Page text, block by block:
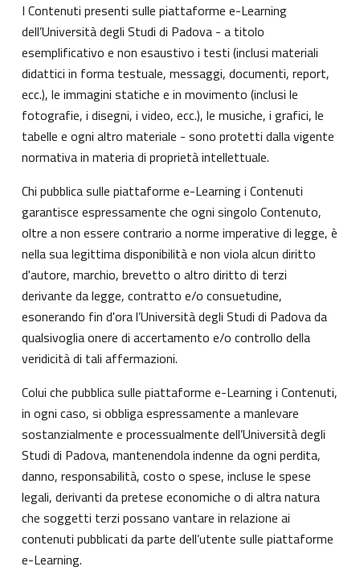
I Contenuti presenti sulle piattaforme e-Learning
dell’Università degli Studi di Padova - a titolo
esemplificativo e non esaustivo i testi (inclusi materiali
didattici in forma testuale, messaggi, documenti, report,
ecc.), le immagini statiche e in movimento (inclusi le
fotografie, i disegni, i video, ecc.), le musiche, i grafici, le
tabelle e ogni altro materiale - sono protetti dalla vigente
normativa in materia di proprietà intellettuale.
Chi pubblica sulle piattaforme e-Learning i Contenuti
garantisce espressamente che ogni singolo Contenuto,
oltre a non essere contrario a norme imperative di legge, è
nella sua legittima disponibilità e non viola alcun diritto
d'autore, marchio, brevetto o altro diritto di terzi
derivante da legge, contratto e/o consuetudine,
esonerando fin d'ora l’Università degli Studi di Padova da
qualsivoglia onere di accertamento e/o controllo della
veridicità di tali affermazioni.
Colui che pubblica sulle piattaforme e-Learning i Contenuti,
in ogni caso, si obbliga espressamente a manlevare
sostanzialmente e processualmente dell’Università degli
Studi di Padova, mantenendola indenne da ogni perdita,
danno, responsabilità, costo o spese, incluse le spese
legali, derivanti da pretese economiche o di altra natura
che soggetti terzi possano vantare in relazione ai
contenuti pubblicati da parte dell’utente sulle piattaforme
e-Learning.